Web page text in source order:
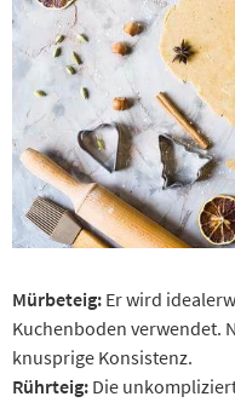
Mürbeteig: Er wird
Kuchenboden verwendet.
knusprige Konsistenz.
Rührteig: Die